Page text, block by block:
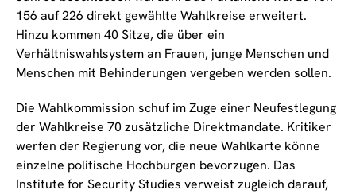
156 auf 226 direkt gewählte Wahlkreise erweitert.
Hinzu kommen 40 Sitze, die über ein
Verhältniswahlsystem an Frauen, junge Menschen und
Menschen mit Behinderungen vergeben werden sollen.
Die Wahlkommission schuf im Zuge einer Neufestlegung
der Wahlkreise 70 zusätzliche Direktmandate. Kritiker
werfen der Regierung vor, die neue Wahlkarte könne
einzelne politische Hochburgen bevorzugen. Das
Institute for Security Studies verweist zugleich darauf,